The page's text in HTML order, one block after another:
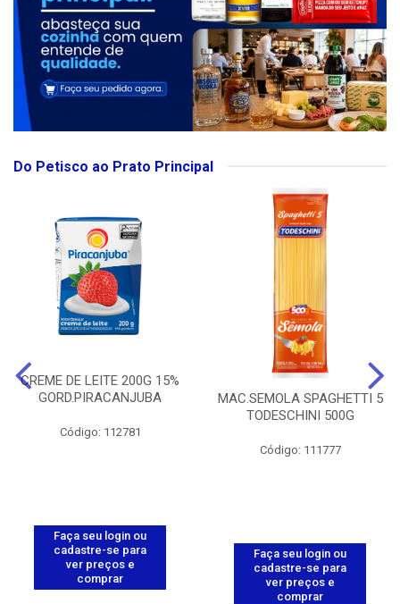
Do Petisco ao Prato Principal
CREME DE LEITE 200G 15%
GORD.PIRACANJUBA
Código: 112781
Faça seu login ou
cadastre-se para
ver preços e
comprar
MAC.SEMOLA SPAGHETTI 5
TODESCHINI 500G
Código: 111777
Faça seu login ou
cadastre-se para
ver preços e
comprar